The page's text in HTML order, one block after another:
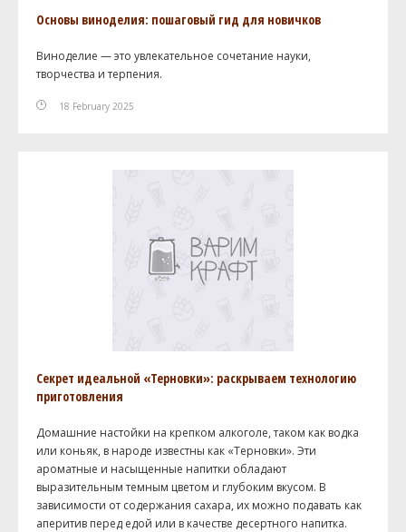
Основы виноделия: пошаговый гид для новичков
Виноделие — это увлекательное сочетание науки,
творчества и терпения.
18 February 2025
Секрет идеальной «Терновки»: раскрываем технологию
приготовления
Домашние настойки на крепком алкоголе, таком как водка
или коньяк, в народе известны как «Терновки». Эти
ароматные и насыщенные напитки обладают
выразительным темным цветом и глубоким вкусом. В
зависимости от содержания сахара, их можно подавать как
аперитив перед едой или в качестве десертного напитка.